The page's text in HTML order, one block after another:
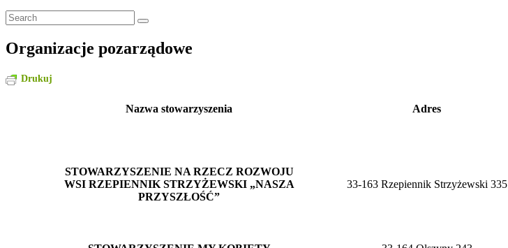
Organizacje pozarządowe
Drukuj
Nazwa stowarzyszenia Adres
STOWARZYSZENIE NA RZECZ ROZWOJU
WSI RZEPIENNIK STRZYŻEWSKI „NASZA
PRZYSZŁOŚĆ”
33-163 Rzepiennik Strzyżewski 335